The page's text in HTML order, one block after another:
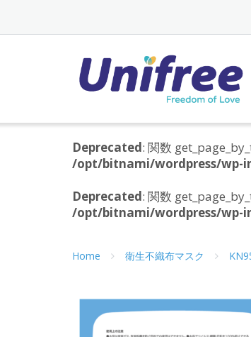
content
Deprecated: 関数
/opt/bitnami/wordpress/wp-
Deprecated: 関数
/opt/bitnami/wordpress/wp-
Home 衛生不織布マスク